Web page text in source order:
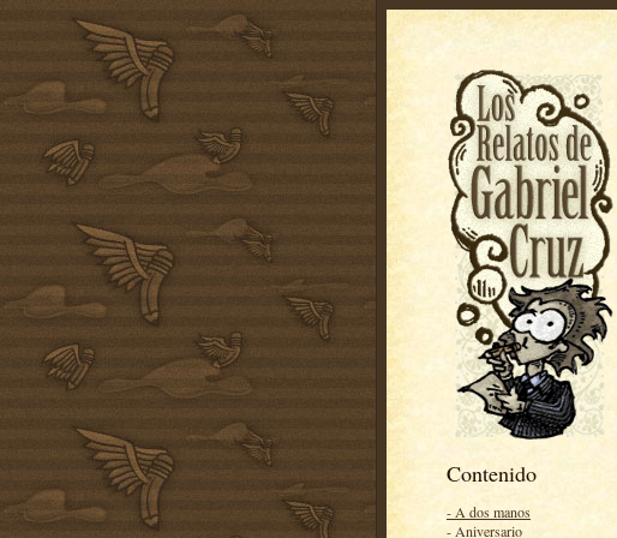
Contenido
- A dos manos
- Aniversario